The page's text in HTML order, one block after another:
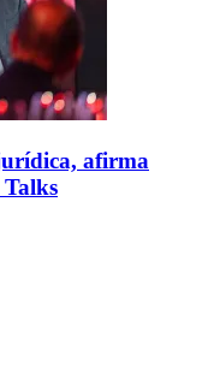
afirma